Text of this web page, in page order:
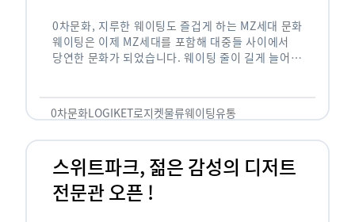
0차문화, 지루한 웨이팅도 즐겁게 하는 MZ세대 문화
웨이팅은 이제 MZ세대를 포함해 대중들 사이에서
당연한 문화가 되었습니다. 웨이팅 줄이 길게 늘어서
0차문화LOGIKET로지켓물류웨이팅유통
스위트파크, 젊은 감성의 디저트
전문관 오픈 !